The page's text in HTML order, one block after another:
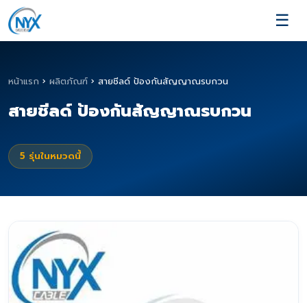
☰
หน้าแรก › ผลิตภัณฑ์ › สายชีลด์ ป้องกันสัญญาณรบกวน
สายชีลด์ ป้องกันสัญญาณรบกวน
5 รุ่นในหมวดนี้